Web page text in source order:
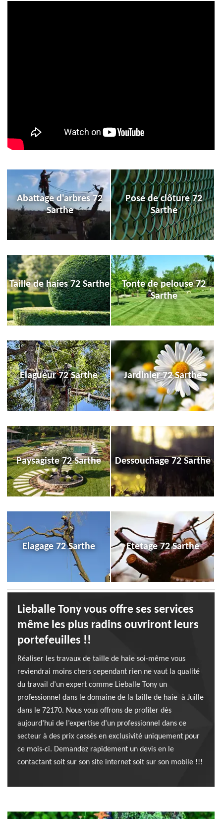
Abattage d'arbres 72
Sarthe
Pose de clôture 72
Sarthe
Taille de haies 72 Sarthe
Tonte de pelouse 72
Sarthe
Elagueur 72 Sarthe Jardinier 72 Sarthe
Paysagiste 72 Sarthe Dessouchage 72 Sarthe
Elagage 72 Sarthe Etetage 72 Sarthe
Lieballe Tony vous offre ses services
même les plus radins ouvriront leurs
portefeuilles !!
Réaliser les travaux de taille de haie soi-même vous
reviendrai moins chers cependant rien ne vaut la qualité
du travail d’un expert comme Lieballe Tony un
professionnel dans le domaine de la taille de haie à Juille
dans le 72170. Nous vous offrons de profiter dès
aujourd’hui de l’expertise d’un professionnel dans ce
secteur à des prix cassés en exclusivité uniquement pour
ce mois-ci. Demandez rapidement un devis en le
contactant soit sur son site internet soit sur son mobile !!!